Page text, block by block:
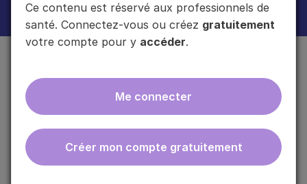
Ce contenu est réservé aux professionnels de
santé. Connectez-vous ou créez gratuitement
votre compte pour y accéder.
Me connecter
Créer mon compte gratuitement
Plus d'informations sur l'usage de vos donnéesici.
ebmfrance est une base de connaissances médicales
gratuite adaptée à la pratique de la médecine générale.